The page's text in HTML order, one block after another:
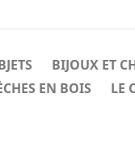
BIJOUX ET
EN BOIS LE